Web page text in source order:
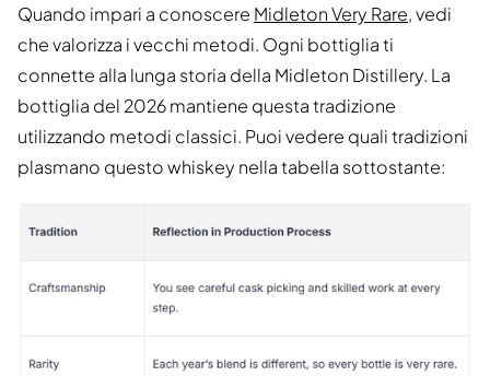
Quando impari a conoscere Midleton Very Rare, vedi
che valorizza i vecchi metodi. Ogni bottiglia ti
connette alla lunga storia della Midleton Distillery. La
bottiglia del 2026 mantiene questa tradizione
utilizzando metodi classici. Puoi vedere quali tradizioni
plasmano questo whiskey nella tabella sottostante: